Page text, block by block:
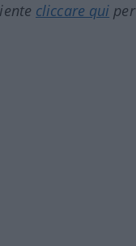
cliccare qui